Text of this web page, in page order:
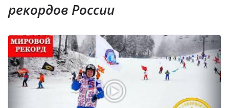
рекордов России